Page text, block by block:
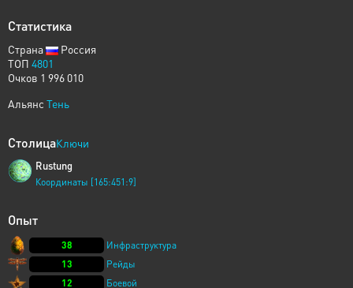
Статистика
Страна
Россия
ТОП 4801
Очков 1 996 010
Альянс Тень
СтолицаКлючи
Rustung
Координаты [165:451:9]
Опыт
38
Инфраструктура
13
Рейды
12
Боевой